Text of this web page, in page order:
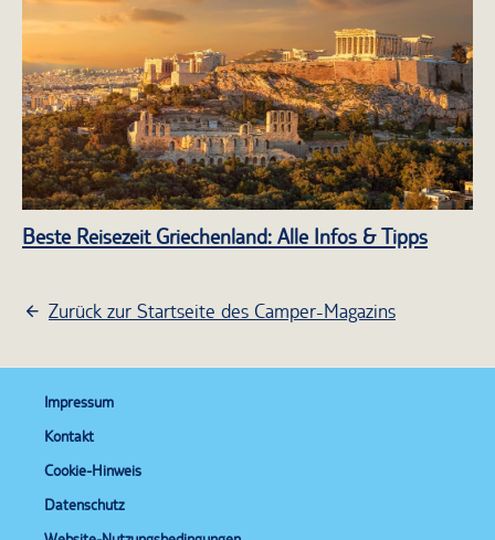
Beste Reisezeit Griechenland: Alle Infos & Tipps
Zurück zur Startseite des Camper-Magazins
Impressum
Kontakt
Cookie-Hinweis
Datenschutz